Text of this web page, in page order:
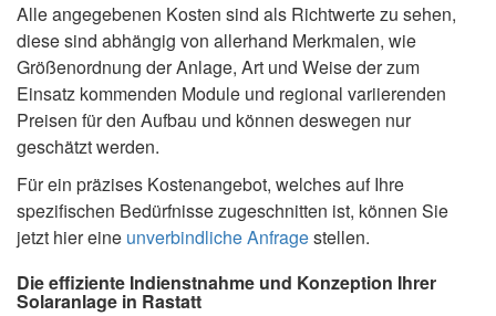
Alle angegebenen Kosten sind als Richtwerte zu sehen,
diese sind abhängig von allerhand Merkmalen, wie
Größenordnung der Anlage, Art und Weise der zum
Einsatz kommenden Module und regional variierenden
Preisen für den Aufbau und können deswegen nur
geschätzt werden.
Für ein präzises Kostenangebot, welches auf Ihre
spezifischen Bedürfnisse zugeschnitten ist, können Sie
jetzt hier eine unverbindliche Anfragestellen.
Die effiziente Indienstnahme und Konzeption Ihrer
Solaranlage in Rastatt